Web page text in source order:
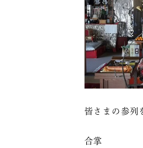
皆さまの参列
合掌